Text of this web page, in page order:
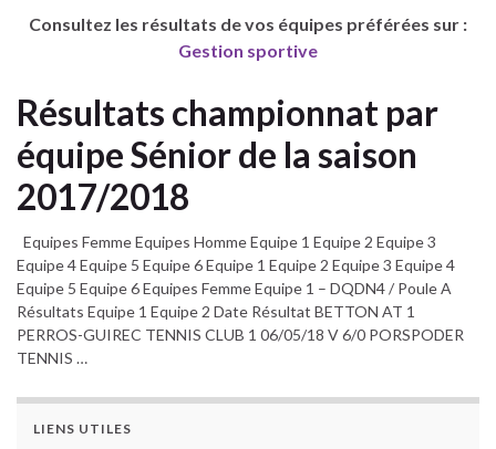
Consultez les résultats de vos équipes préférées sur :
Gestion sportive
Résultats championnat par
équipe Sénior de la saison
2017/2018
Equipes Femme Equipes Homme Equipe 1 Equipe 2 Equipe 3
Equipe 4 Equipe 5 Equipe 6 Equipe 1 Equipe 2 Equipe 3 Equipe 4
Equipe 5 Equipe 6 Equipes Femme Equipe 1 – DQDN4 / Poule A
Résultats Equipe 1 Equipe 2 Date Résultat BETTON AT 1
PERROS-GUIREC TENNIS CLUB 1 06/05/18 V 6/0 PORSPODER
TENNIS …
LIENS UTILES